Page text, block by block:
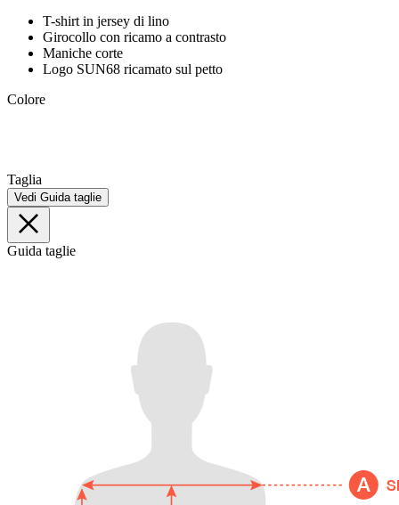
T-shirt in jersey di lino
Girocollo con ricamo a contrasto
Maniche corte
Logo SUN68 ricamato sul petto
Colore
Taglia
Vedi Guida taglie
Guida taglie